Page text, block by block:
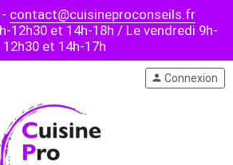
contact@cuisineproconseils.fr
12h30 et 14h-18h / Le vendredi 9h-
12h30 et 14h-17h
person Connexion